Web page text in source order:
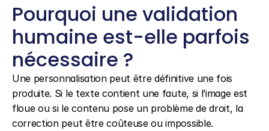
Pourquoi une validation
humaine est-elle parfois
nécessaire ?
Une personnalisation peut être définitive une fois
produite. Si le texte contient une faute, si l’image est
floue ou si le contenu pose un problème de droit, la
correction peut être coûteuse ou impossible.